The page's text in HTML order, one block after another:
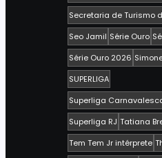
Secretaria de Turismo
Seo Jamil Série Ouro
Série Ouro 2026
SUPERLIGA
Superliga
Superliga RJ Tatiana
Tem Tem Jr intérprete